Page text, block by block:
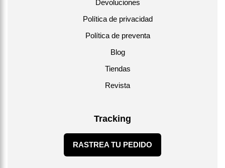
Devoluciones
Política de privacidad
Política de preventa
Blog
Tiendas
Revista
Tracking
RASTREA TU PEDIDO